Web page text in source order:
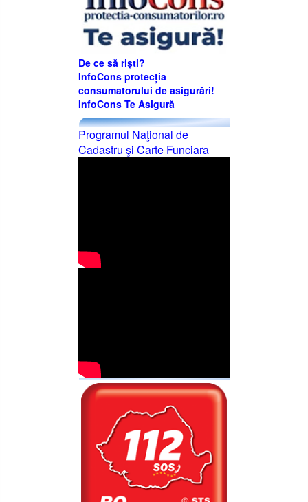
De ce să riști?
InfoCons protecția
consumatorului de asigurări!
InfoCons Te Asigură
Programul Naţional de
Cadastru şi Carte Funciara